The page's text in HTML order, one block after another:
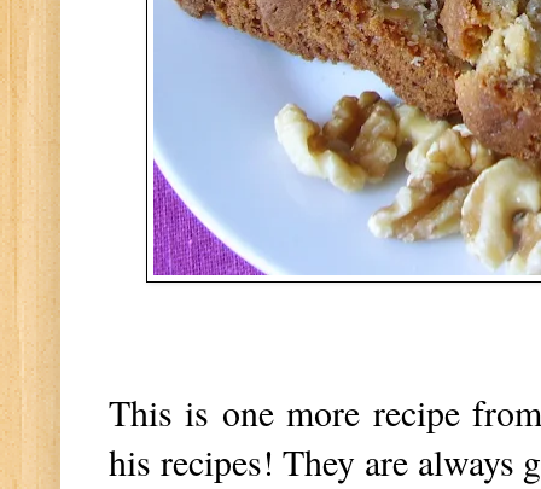
This is one more recipe
his recipes! They are always